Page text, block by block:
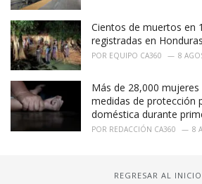
Cientos de muertos en
registradas en
POR EQUIPO CA360 8
Más de 28,000
medidas de protección
doméstica durante
POR REDACCIÓN CA360 8
REGRESAR AL INICIO